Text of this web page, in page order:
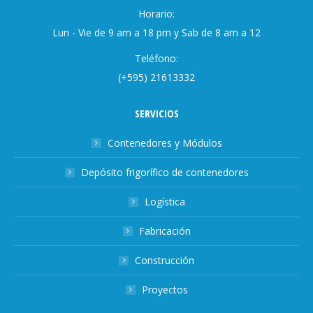
Horario:
Lun - Vie de 9 am a 18 pm y Sab de 8 am a 12
Teléfono:
(+595) 21613332
SERVICIOS
Contenedores y Módulos
Depósito frigorífico de contenedores
Logística
Fabricación
Construcción
Proyectos